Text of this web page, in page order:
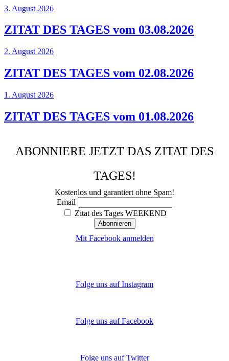
3. August 2026
ZITAT DES TAGES vom 03.08.2026
2. August 2026
ZITAT DES TAGES vom 02.08.2026
1. August 2026
ZITAT DES TAGES vom 01.08.2026
ABONNIERE JETZT DAS ZITAT DES
TAGES!
Kostenlos und garantiert ohne Spam!
Email
Zitat des Tages WEEKEND
Mit Facebook anmelden
Folge uns auf Instagram
Folge uns auf Facebook
Folge uns auf Twitter